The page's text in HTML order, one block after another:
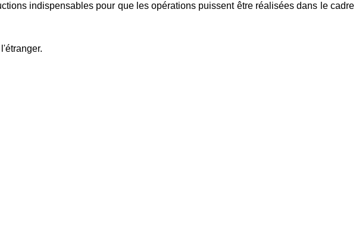
indispensables pour que les opérations puissent être réalisées dans le cadre